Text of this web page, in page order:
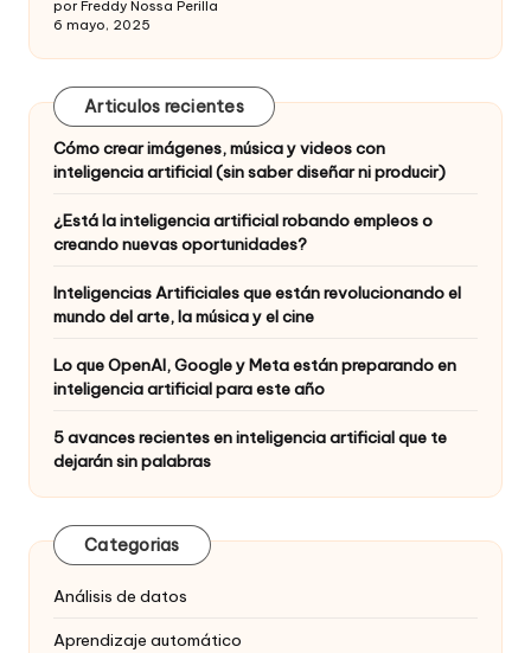
por Freddy Nossa Perilla
6 mayo, 2025
Articulos recientes
Cómo crear imágenes, música y videos con
inteligencia artificial (sin saber diseñar ni producir)
¿Está la inteligencia artificial robando empleos o
creando nuevas oportunidades?
Inteligencias Artificiales que están revolucionando el
mundo del arte, la música y el cine
Lo que OpenAI, Google y Meta están preparando en
inteligencia artificial para este año
5 avances recientes en inteligencia artificial que te
dejarán sin palabras
Categorias
Análisis de datos
Aprendizaje automático